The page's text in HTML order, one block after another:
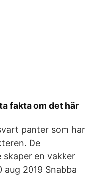
fakta om det här
panter som har
De
skaper en vakker
2019 Snabba